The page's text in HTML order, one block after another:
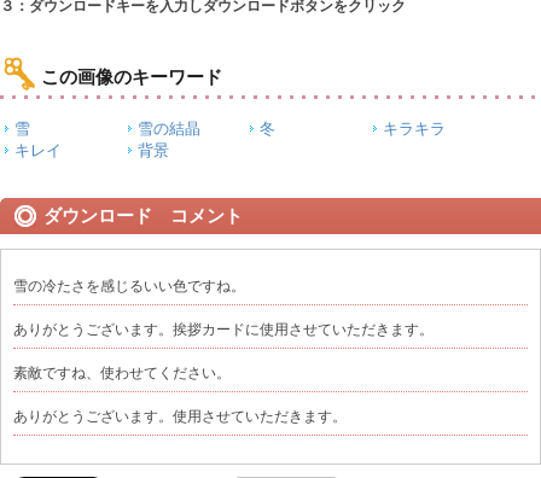
３：ダウンロードキーを入力しダウンロードボタンをクリック
この画像のキーワード
雪 雪の結晶 冬
キラキラ
キレイ
背景
ダウンロード コメント
雪の冷たさを感じるいい色ですね。
ありがとうございます。挨拶カードに使用させていただきます。
素敵ですね、使わせてください。
ありがとうございます。使用させていただきます。